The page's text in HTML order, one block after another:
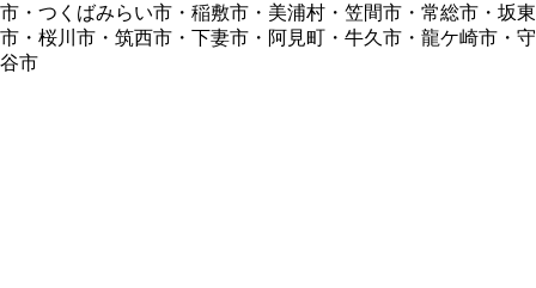
市・つくばみらい市・稲敷市・美浦村・笠間市・常総市・坂東
市・桜川市・筑西市・下妻市・阿見町・牛久市・龍ケ崎市・守
谷市